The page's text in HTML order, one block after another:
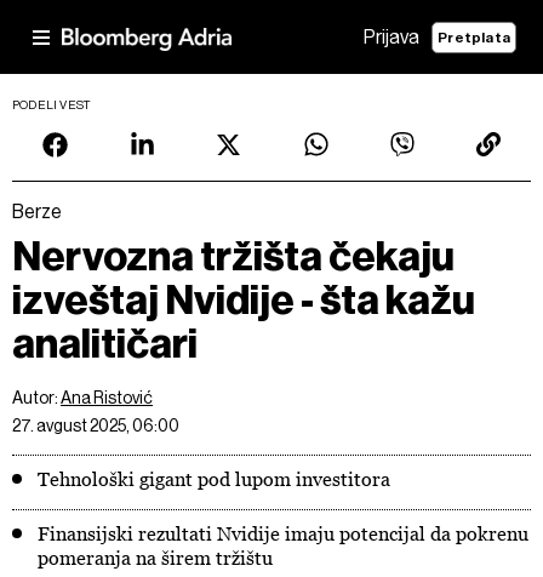
Prijava Pretplata
PODELI VEST
Berze
Nervozna tržišta čekaju
izveštaj Nvidije - šta kažu
analitičari
Autor:Ana Ristović
27. avgust 2025, 06:00
Tehnološki gigant pod lupom investitora
Finansijski rezultati Nvidije imaju potencijal da pokrenu
pomeranja na širem tržištu